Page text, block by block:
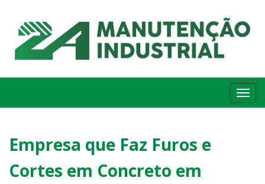
Empresa que Faz Furos e
Cortes em Concreto em